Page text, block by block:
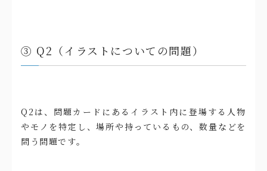
③ Q2（イラストについての問題）
Q2は、問題カードにあるイラスト内に登場する人物
やモノを特定し、場所や持っているもの、数量などを
問う問題です。